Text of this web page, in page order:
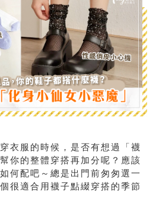
衣服的時候，是否有想過「襪
你的整體穿搭再加分呢？應該
何配吧～總是出門前匆匆選一
很適合用襪子點綴穿搭的季節